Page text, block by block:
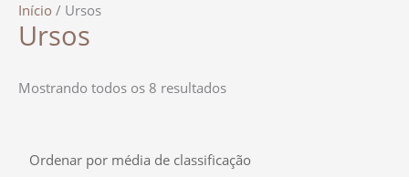
Início / Ursos
Ursos
Mostrando todos os 8 resultados